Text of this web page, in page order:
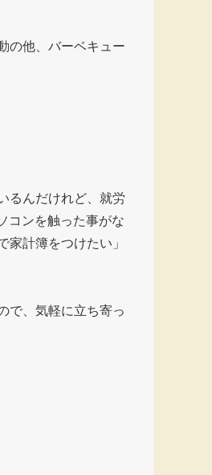
の他、バーベキュー
るんだけれど、就労
コンを触った事がな
計簿をつけたい」
で、気軽に立ち寄っ